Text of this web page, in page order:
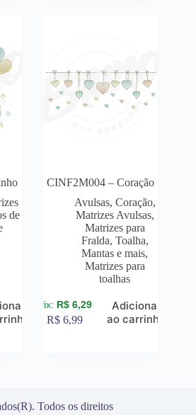
de
CINF2M004 – Coração
Avulsas, Coração,
Matrizes Avulsas,
Matrizes para
Fralda, Toalha,
Mantas e mais,
Matrizes para
toalhas
R$ 6,29
R$ 6,99
Adicionar
ao carrinho
Todos os direitos